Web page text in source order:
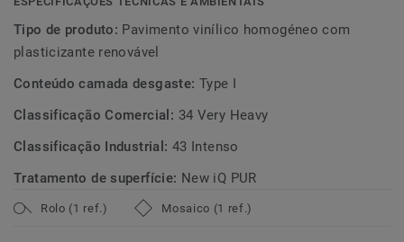
Tipo de produto: Pavimento vinílico homogéneo com
plasticizante renovável
Conteúdo camada desgaste: Type I
Classificação Comercial: 34 Very Heavy
Classificação Industrial: 43 Intenso
Tratamento de superfície: New iQ PUR
Rolo (1 ref.) Mosaico (1 ref.)